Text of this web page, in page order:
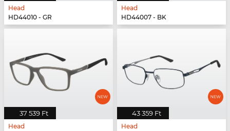
Head
HD44010 - GR
Head
HD44007 - BK
37 539 Ft
Head
43 359 Ft
Head